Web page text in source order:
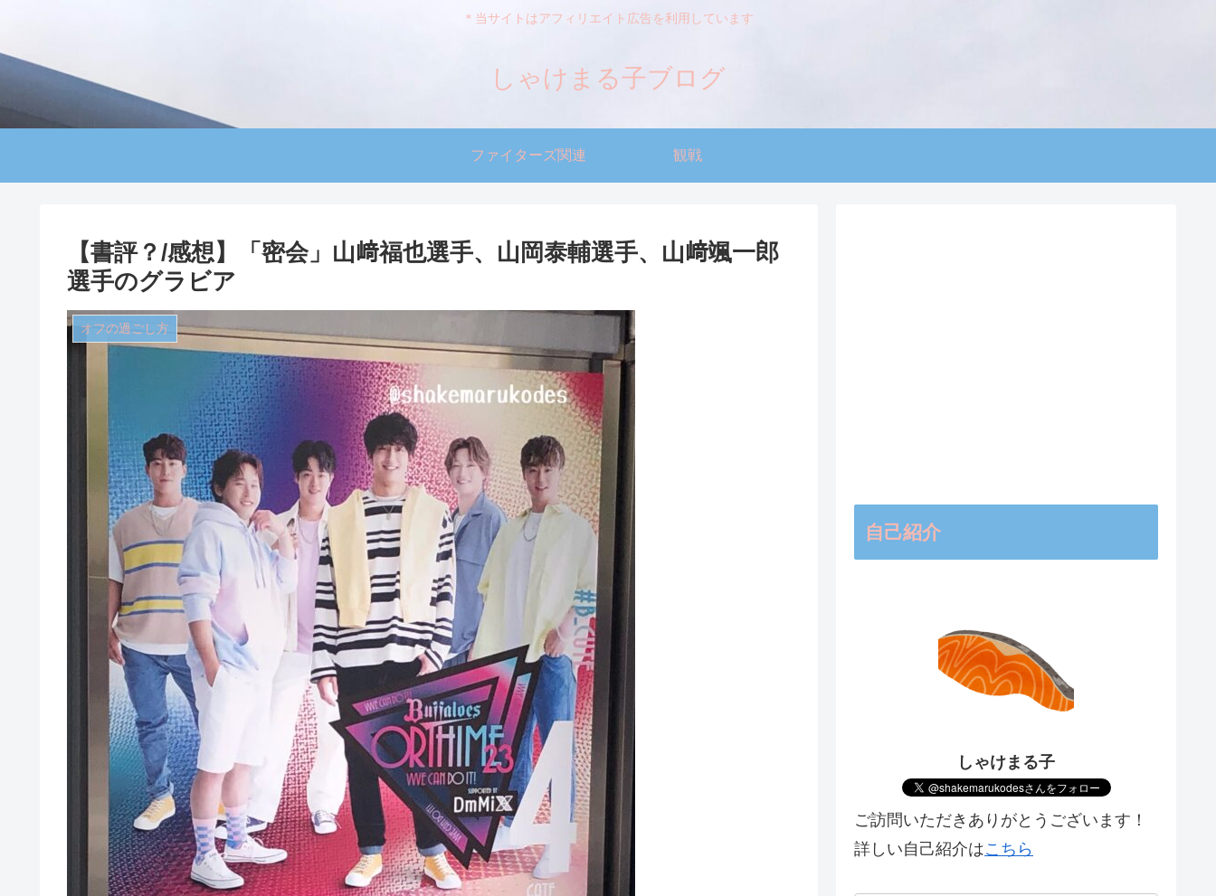
＊当サイトはアフィリエイト広告を利用しています
しゃけまる子ブログ
ファイターズ関連 観戦
【書評？/感想】「密会」山﨑福也選手、山岡泰輔選手、山﨑颯一郎
選手のグラビア
オフの過ごし方
自己紹介
しゃけまる子
ご訪問いただきありがとうございます！
詳しい自己紹介はこちら